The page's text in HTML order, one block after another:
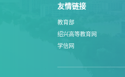
友情链接
教育部
绍兴高等教育网
学信网